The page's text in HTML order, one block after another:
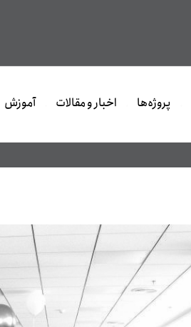
پروژه‌ها اخبار و مقالات آموزش